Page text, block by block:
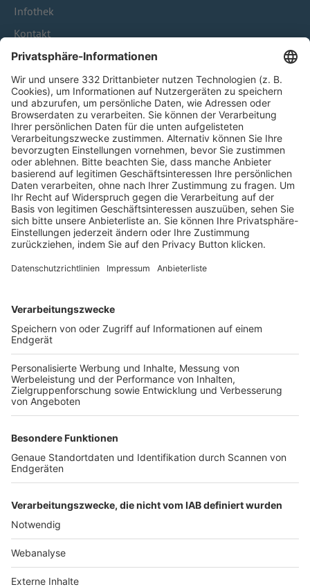
Infothek
Kontakt
HÄUFIG BESUCHTE SEITEN
Pässe und Vereinswechsel
Trainerausbildung
Schulungsangebot Vereinsmitarbeiter
BFV-Geschäftsstellen
Trainerbörse
Login SpielPlus
FOLGE DEM BFV
TOP-VEREINE
TOP-PARTNER
Nutzungsbedingungen Datenschutz Impressum